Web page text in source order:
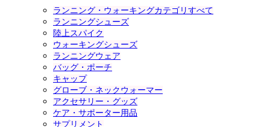
ランニング・ウォーキングカテゴリすべて
ランニングシューズ
陸上スパイク
ウォーキングシューズ
ランニングウェア
バッグ・ポーチ
キャップ
グローブ・ネックウォーマー
アクセサリー・グッズ
ケア・サポーター用品
サプリメント